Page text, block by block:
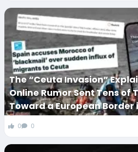
The “Ceuta Invasion”
Online Rumor Sent Tens of
Toward a European Border
0 0